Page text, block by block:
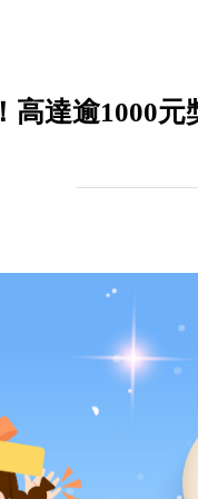
高達逾1000元